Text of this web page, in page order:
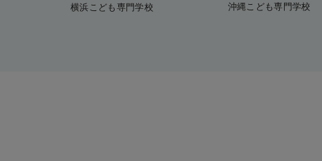
横浜こども専門学校
沖縄こども専門学校